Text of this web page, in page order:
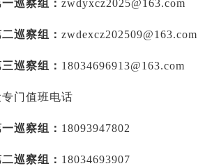
巡察组： zwdyxcz2025@163.com
巡察组： zwdexcz202509@163.com
巡察组： 18034696913@163.com
门值班电话
巡察组： 18093947802
巡察组： 18034693907